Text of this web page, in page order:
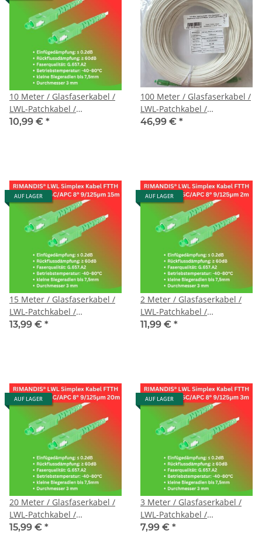
10 Meter / Glasfaserkabel /
LWL-Patchkabel /
Singlemode / G657.A2
10,99 € *
100 Meter / Glasfaserkabel /
LWL-Patchkabel /
Singlemode / G657.A2
46,99 € *
AUF LAGER
15 Meter / Glasfaserkabel /
LWL-Patchkabel /
Singlemode / G657.A2
13,99 € *
AUF LAGER
2 Meter / Glasfaserkabel /
LWL-Patchkabel /
Singlemode / G657.A2
11,99 € *
AUF LAGER
20 Meter / Glasfaserkabel /
LWL-Patchkabel /
Singlemode / G657.A2
15,99 € *
AUF LAGER
3 Meter / Glasfaserkabel /
LWL-Patchkabel /
Singlemode / G657.A2
7,99 € *